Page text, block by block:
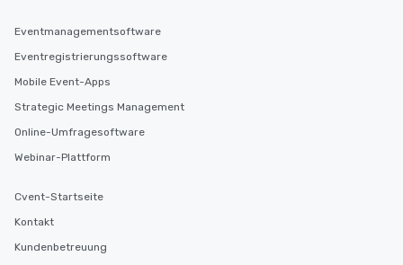
Eventmanagementsoftware
Eventregistrierungssoftware
Mobile Event-Apps
Strategic Meetings Management
Online-Umfragesoftware
Webinar-Plattform
Cvent-Startseite
Kontakt
Kundenbetreuung